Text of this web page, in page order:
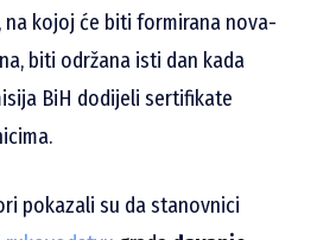
na kojoj će biti formirana nova-
biti održana isti dan kada
BiH dodijeli sertifikate
pokazali su da stanovnici